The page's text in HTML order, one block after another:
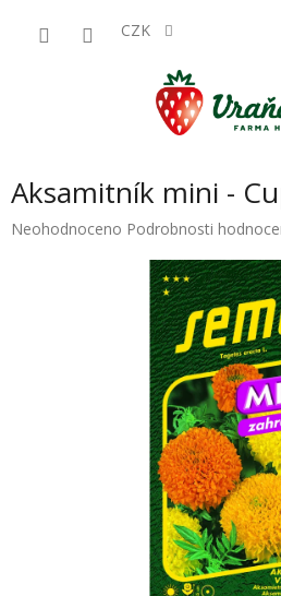
CZK
Aksamitník mini -
Průměrné
Neohodnoceno Podrobnosti